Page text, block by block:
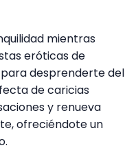
mientras
eróticas de
desprenderte del
de caricias
y renueva
ofreciéndote un